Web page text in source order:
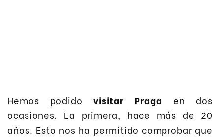
Hemos podidovisitar Praga en dos
ocasiones. La primera, hace más de 20
años. Esto nos ha permitido comprobar que